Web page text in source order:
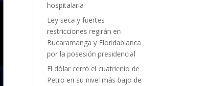
hospitalaria
Ley seca y fuertes
restricciones regirán en
Bucaramanga y Floridablanca
por la posesión presidencial
El dólar cerró el cuatrienio de
Petro en su nivel más bajo de